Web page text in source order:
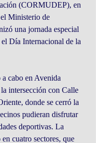
(CORMUDEP), en
Ministerio de
una jornada especial
Día Internacional de la
cabo en Avenida
intersección con Calle
donde se cerró la
pudieran disfrutar
deportivas. La
cuatro sectores, que